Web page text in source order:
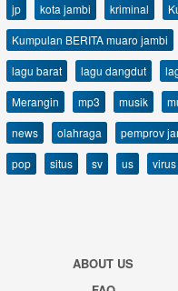
jp
kota jambi kriminal
Kumpulan BERITA muaro jambi
lagu barat
lagu dangdut
Merangin
mp3 musik
news
olahraga pemprov
pop
situs sv us
ABOUT US